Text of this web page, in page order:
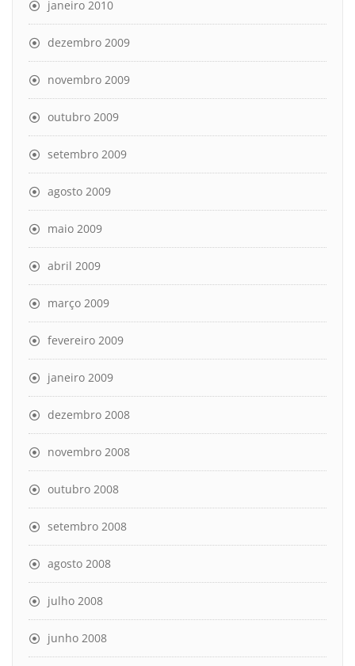
janeiro 2010
dezembro 2009
novembro 2009
outubro 2009
setembro 2009
agosto 2009
maio 2009
abril 2009
março 2009
fevereiro 2009
janeiro 2009
dezembro 2008
novembro 2008
outubro 2008
setembro 2008
agosto 2008
julho 2008
junho 2008